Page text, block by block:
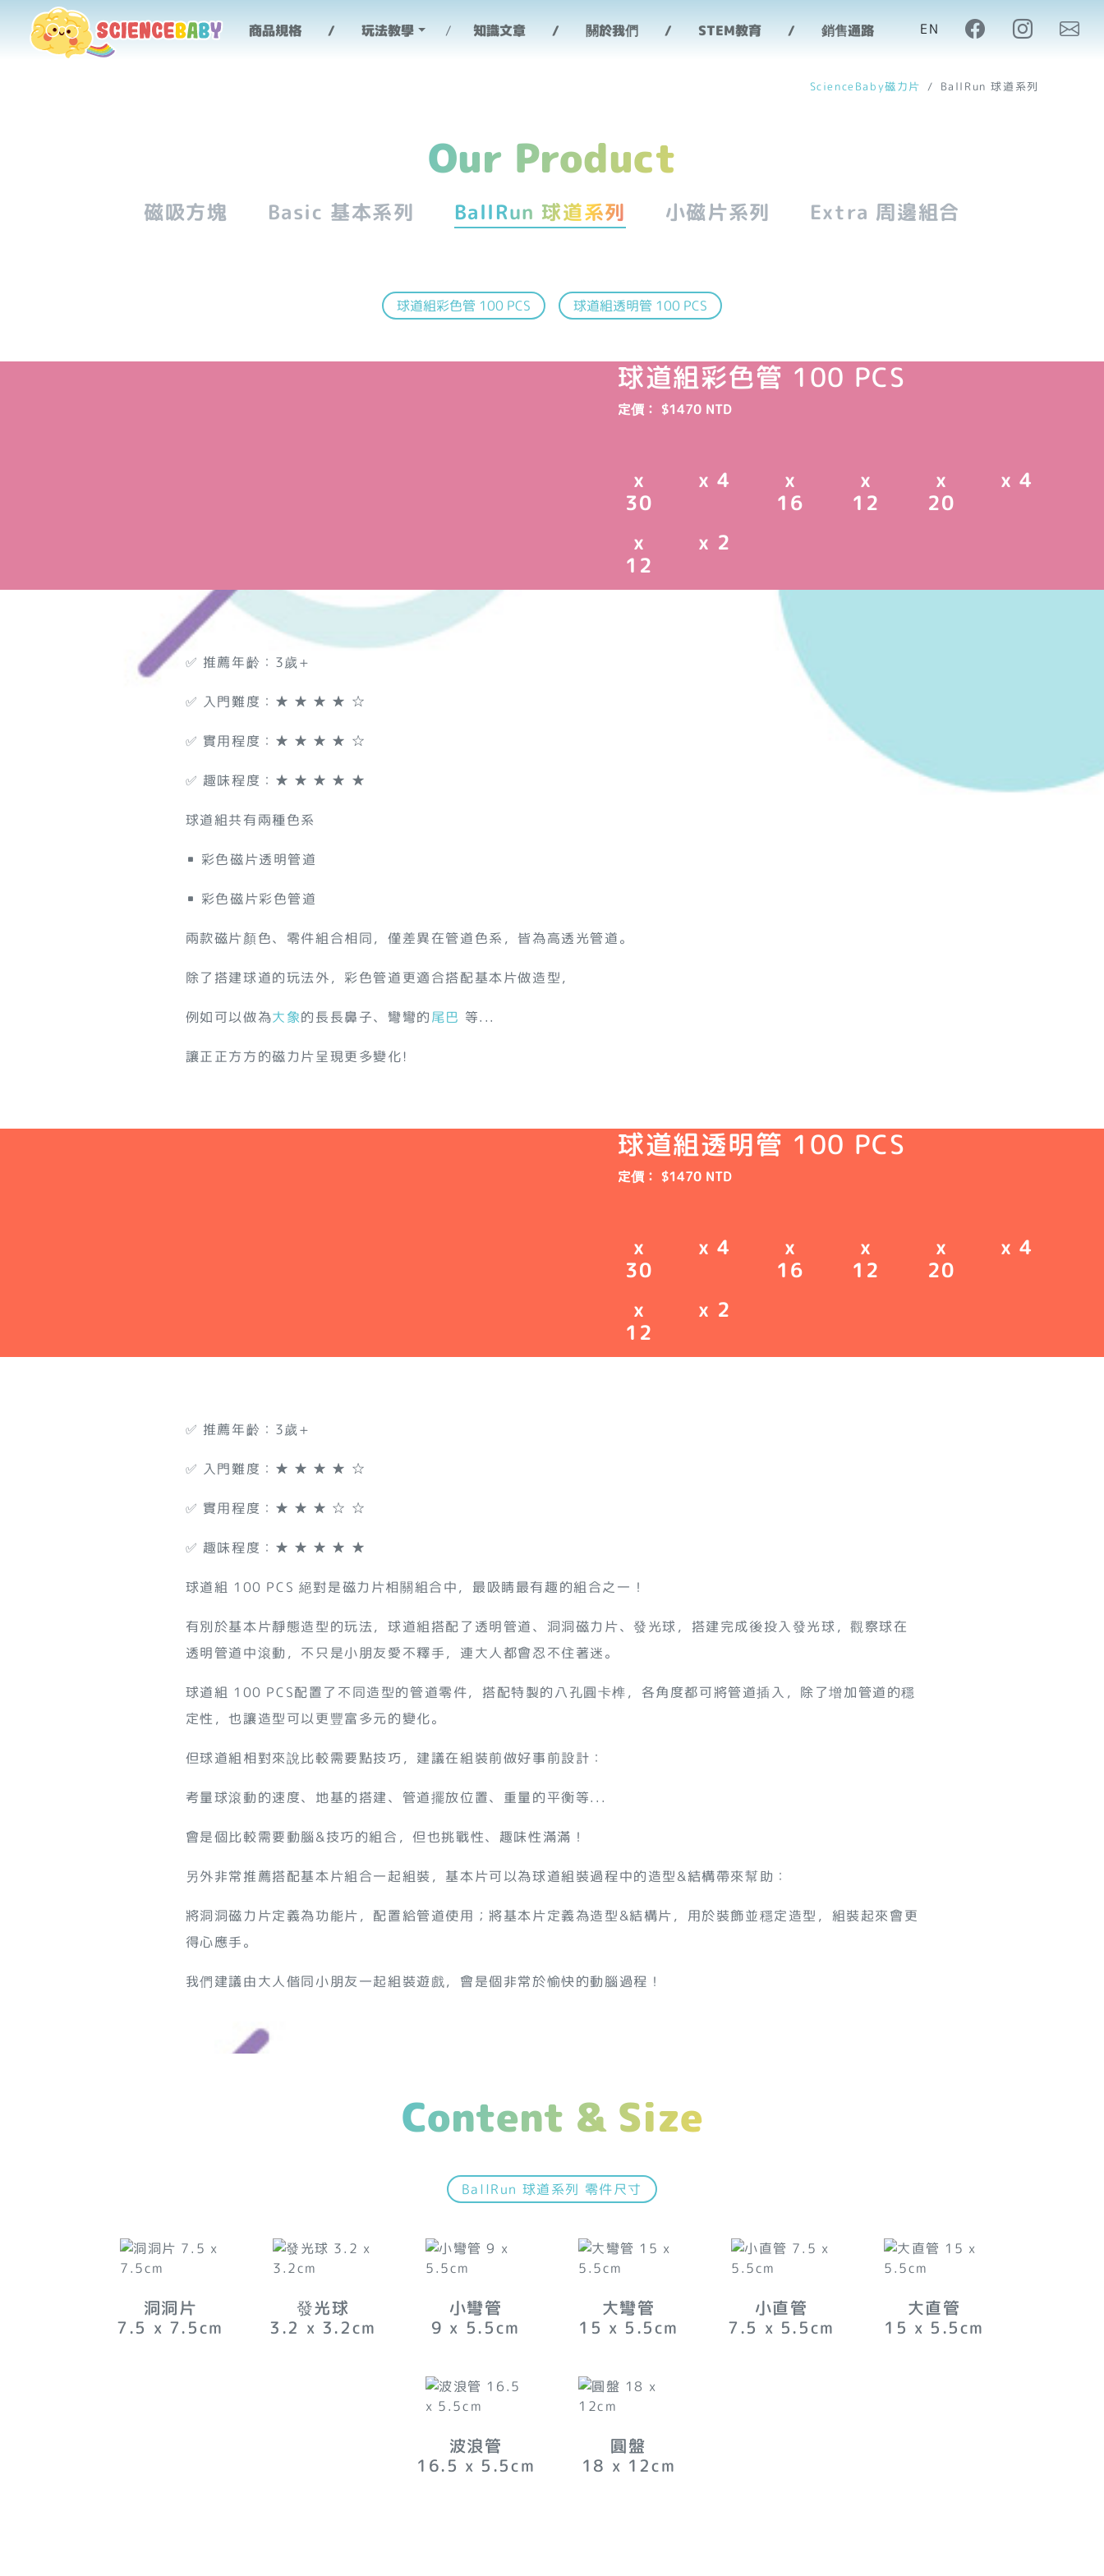
商品規格 玩法教學 知識文章 關於我們 STEM教育 銷售通路 EN
ScienceBaby磁力片 BallRun 球道系列
BallRun 球道系列 - 商品規格 - ScienceBaby磁力片
Our Product
磁吸方塊 Basic 基本系列 BallRun 球道系列 小磁片系列 Extra 周邊組合
球道組彩色管 100 PCS 球道組透明管 100 PCS
球道組彩色管 100 PCS
定價： $1470 NTD
x
30
x 4
x
16
x
12
x
20
x 4
x
12
x 2
✅ 推薦年齡：3歲+
✅ 入門難度：★ ★ ★ ★ ☆
✅ 實用程度：★ ★ ★ ★ ☆
✅ 趣味程度：★ ★ ★ ★ ★
球道組共有兩種色系
▪️ 彩色磁片透明管道
▪️ 彩色磁片彩色管道
兩款磁片顏色、零件組合相同，僅差異在管道色系，皆為高透光管道。
除了搭建球道的玩法外，彩色管道更適合搭配基本片做造型，
例如可以做為大象的長長鼻子、彎彎的尾巴 等...
讓正正方方的磁力片呈現更多變化!
球道組透明管 100 PCS
定價： $1470 NTD
x
30
x 4
x
16
x
12
x
20
x 4
x
12
x 2
✅ 推薦年齡：3歲+
✅ 入門難度：★ ★ ★ ★ ☆
✅ 實用程度：★ ★ ★ ☆ ☆
✅ 趣味程度：★ ★ ★ ★ ★
球道組 100 PCS 絕對是磁力片相關組合中，最吸睛最有趣的組合之一！
有別於基本片靜態造型的玩法，球道組搭配了透明管道、洞洞磁力片、發光球，搭建完成後投入發光球，觀察球在
透明管道中滾動，不只是小朋友愛不釋手，連大人都會忍不住著迷。
球道組 100 PCS配置了不同造型的管道零件，搭配特製的八孔圓卡榫，各角度都可將管道插入，除了增加管道的穩
定性，也讓造型可以更豐富多元的變化。
但球道組相對來說比較需要點技巧，建議在組裝前做好事前設計：
考量球滾動的速度、地基的搭建、管道擺放位置、重量的平衡等...
會是個比較需要動腦&技巧的組合，但也挑戰性、趣味性滿滿！
另外非常推薦搭配基本片組合一起組裝，基本片可以為球道組裝過程中的造型&結構帶來幫助：
將洞洞磁力片定義為功能片，配置給管道使用；將基本片定義為造型&結構片，用於裝飾並穩定造型，組裝起來會更
得心應手。
我們建議由大人偕同小朋友一起組裝遊戲，會是個非常於愉快的動腦過程！
Content & Size
BallRun 球道系列 零件尺寸
洞洞片
7.5 x 7.5cm
發光球
3.2 x 3.2cm
小彎管
9 x 5.5cm
大彎管
15 x 5.5cm
小直管
7.5 x 5.5cm
大直管
15 x 5.5cm
波浪管
16.5 x 5.5cm
圓盤
18 x 12cm